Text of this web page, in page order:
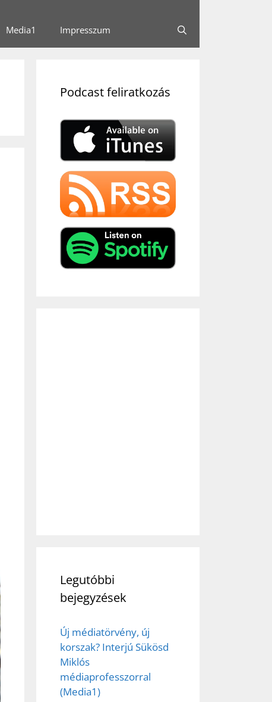
Media1 Impresszum
Podcast feliratkozás
Legutóbbi
bejegyzések
Új médiatörvény, új
korszak? Interjú Sükösd
Miklós
médiaprofesszorral
(Media1)